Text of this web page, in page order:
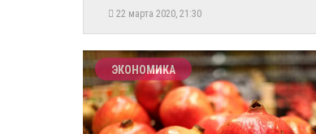
22 марта 2020, 21:30
ЭКОНОМИКА